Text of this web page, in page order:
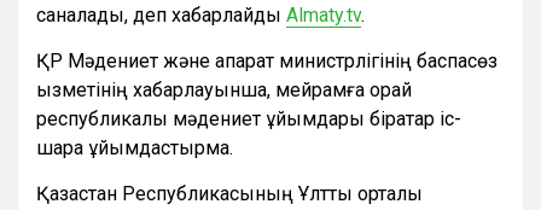
саналады, деп хабарлайды Almaty.tv.
ҚР Мәдениет және ақпарат министрлігінің баспасөз
қызметінің хабарлауынша, мейрамға орай
республикалық мәдениет ұйымдары бірқатар іс-
шара ұйымдастырмақ.
Қазақстан Республикасының Ұлттық орталық